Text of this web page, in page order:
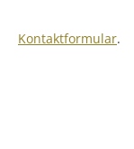
Kontaktformular.